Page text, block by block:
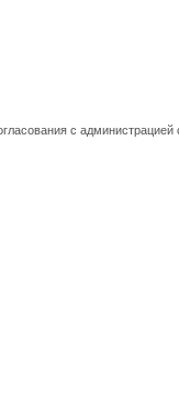
с администрацией